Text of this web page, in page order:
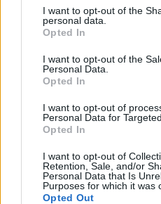
I want to opt-out of the
personal data.
Opted In
I want to opt-out of the
Personal Data.
Opted In
I want to opt-out of
Personal Data for
Opted In
I want to opt-out of
Retention, Sale, and/or
Personal Data that Is
Purposes for which it was
Opted Out